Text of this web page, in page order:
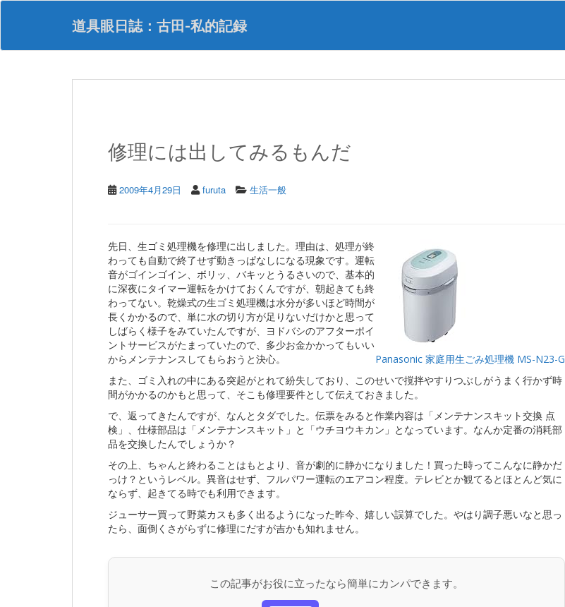
S
p
道具眼日誌：古田-私的記録
修理には出してみるもんだ
2009年4月29日 furuta 生活一般
Panasonic 家庭用生ごみ処理機 MS-N23-G
先日、生ゴミ処理機を修理に出しました。理由は、処理が終
わっても自動で終了せず動きっぱなしになる現象です。運転
音がゴインゴイン、ボリッ、バキッとうるさいので、基本的
に深夜にタイマー運転をかけておくんですが、朝起きても終
わってない。乾燥式の生ゴミ処理機は水分が多いほど時間が
長くかかるので、単に水の切り方が足りないだけかと思って
しばらく様子をみていたんですが、ヨドバシのアフターポイ
ントサービスがたまっていたので、多少お金かかってもいい
からメンテナンスしてもらおうと決心。
また、ゴミ入れの中にある突起がとれて紛失しており、このせいで撹拌やすりつぶしがうまく行かず時
間がかかるのかもと思って、そこも修理要件として伝えておきました。
で、返ってきたんですが、なんとタダでした。伝票をみると作業内容は「メンテナンスキット交換 点
検」、仕様部品は「メンテナンスキット」と「ウチヨウキカン」となっています。なんか定番の消耗部
品を交換したんでしょうか？
その上、ちゃんと終わることはもとより、音が劇的に静かになりました！買った時ってこんなに静かだ
っけ？というレベル。異音はせず、フルパワー運転のエアコン程度。テレビとか観てるとほとんど気に
ならず、起きてる時でも利用できます。
ジューサー買って野菜カスも多く出るようになった昨今、嬉しい誤算でした。やはり調子悪いなと思っ
たら、面倒くさがらずに修理にだすが吉かも知れません。
この記事がお役に立ったなら簡単にカンパできます。